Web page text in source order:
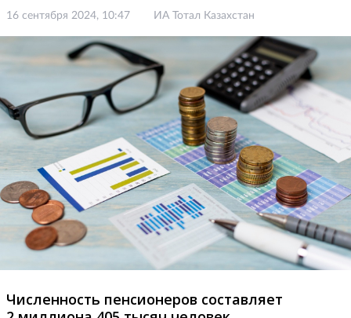
16 сентября 2024, 10:47 ИА Тотал Казахстан
Численность пенсионеров составляет